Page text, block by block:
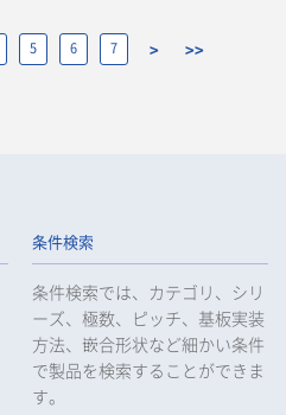
5 6 7 > >>
条件検索
条件検索では、カテゴリ、シリ
ーズ、極数、ピッチ、基板実装
方法、嵌合形状など細かい条件
で製品を検索することができま
す。